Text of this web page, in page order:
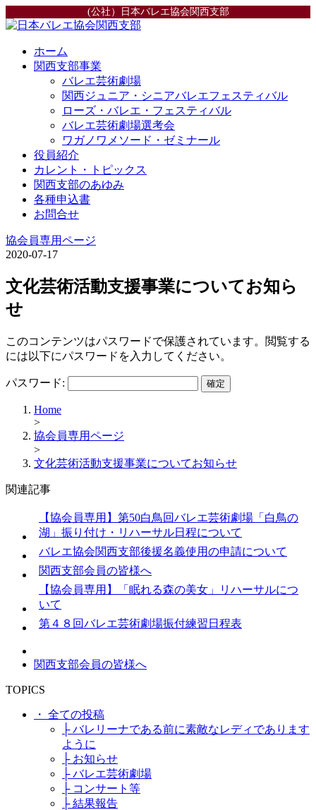
(公社）日本バレエ協会関西支部
ホーム
関西支部事業
バレエ芸術劇場
関西ジュニア・シニアバレエフェスティバル
ローズ・バレエ・フェスティバル
バレエ芸術劇場選考会
ワガノワメソード・ゼミナール
役員紹介
カレント・トピックス
関西支部のあゆみ
各種申込書
お問合せ
協会員専用ページ
2020-07-17
文化芸術活動支援事業についてお知ら
せ
このコンテンツはパスワードで保護されています。閲覧する
には以下にパスワードを入力してください。
パスワード:
Home
>
協会員専用ページ
>
文化芸術活動支援事業についてお知らせ
関連記事
【協会員専用】第50白鳥回バレエ芸術劇場「白鳥の
湖」振り付け・リハーサル日程について
バレエ協会関西支部後援名義使用の申請について
関西支部会員の皆様へ​
【協会員専用】「眠れる森の美女」リハーサルにつ
いて
第４８回バレエ芸術劇場振付練習日程表
関西支部会員の皆様へ​
TOPICS
・ 全ての投稿
├ バレリーナである前に素敵なレディであります
ように
├ お知らせ
├ バレエ芸術劇場
├ コンサート等
├ 結果報告